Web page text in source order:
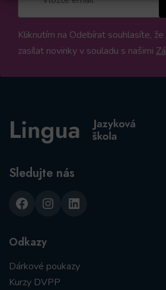
Kliknutím na Odebírat souhlasíte,
zasílat novinky v souladu s našimi
Sledujte nás
Facebook
Instagram
LinkedIn
Odkazy
Dárkové poukazy
Kurzy DVPP